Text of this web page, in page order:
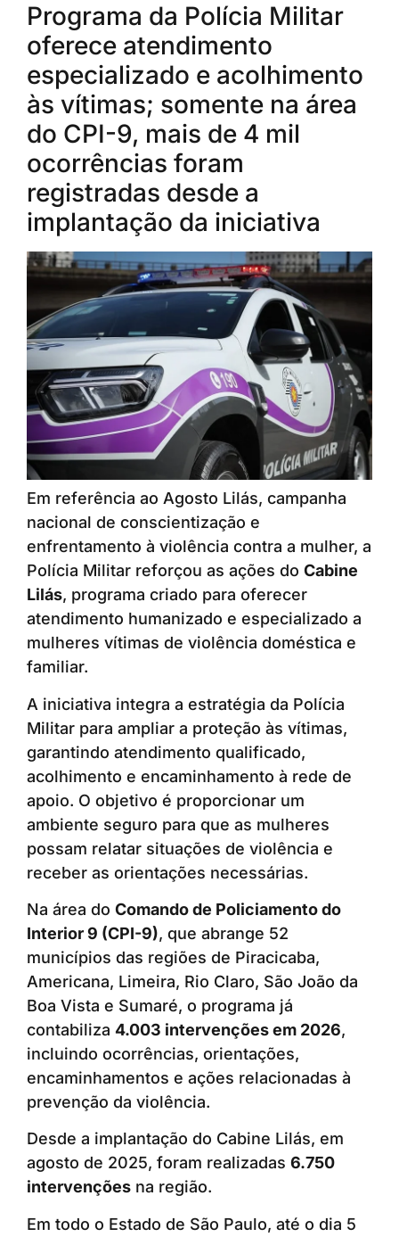
Programa da Polícia Militar
oferece atendimento
especializado e acolhimento
às vítimas; somente na área
do CPI-9, mais de 4 mil
ocorrências foram
registradas desde a
implantação da iniciativa
Em referência ao Agosto Lilás, campanha
nacional de conscientização e
enfrentamento à violência contra a mulher, a
Polícia Militar reforçou as ações do Cabine
Lilás, programa criado para oferecer
atendimento humanizado e especializado a
mulheres vítimas de violência doméstica e
familiar.
A iniciativa integra a estratégia da Polícia
Militar para ampliar a proteção às vítimas,
garantindo atendimento qualificado,
acolhimento e encaminhamento à rede de
apoio. O objetivo é proporcionar um
ambiente seguro para que as mulheres
possam relatar situações de violência e
receber as orientações necessárias.
Na área do Comando de Policiamento do
Interior 9 (CPI-9), que abrange 52
municípios das regiões de Piracicaba,
Americana, Limeira, Rio Claro, São João da
Boa Vista e Sumaré, o programa já
contabiliza 4.003 intervenções em 2026,
incluindo ocorrências, orientações,
encaminhamentos e ações relacionadas à
prevenção da violência.
Desde a implantação do Cabine Lilás, em
agosto de 2025, foram realizadas 6.750
intervenções na região.
Em todo o Estado de São Paulo, até o dia 5